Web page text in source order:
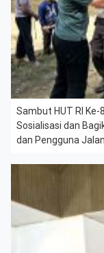
Sambut HUT RI Ke-
Sosialisasi dan
dan Pengguna Jalan